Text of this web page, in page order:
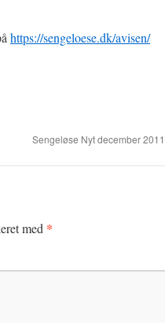
https://sengeloese.dk/avisen/
Sengeløse Nyt december 2011
med *